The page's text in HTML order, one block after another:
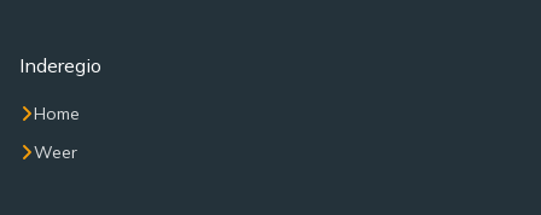
Inderegio
Home
Weer